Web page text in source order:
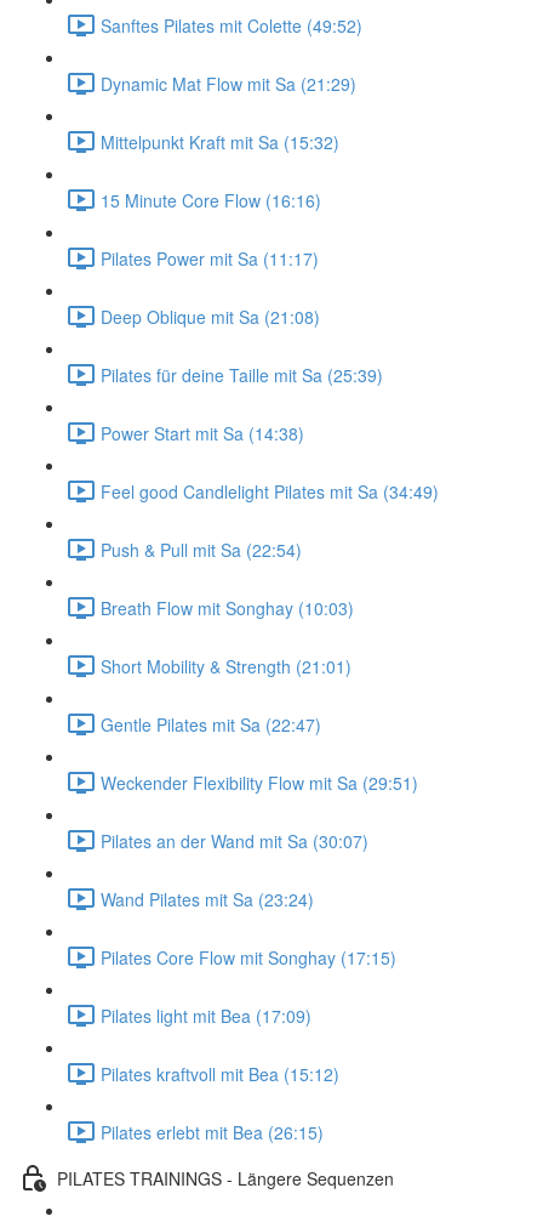
Sanftes Pilates mit Colette (49:52)
Dynamic Mat Flow mit Sa (21:29)
Mittelpunkt Kraft mit Sa (15:32)
15 Minute Core Flow (16:16)
Pilates Power mit Sa (11:17)
Deep Oblique mit Sa (21:08)
Pilates für deine Taille mit Sa (25:39)
Power Start mit Sa (14:38)
Feel good Candlelight Pilates mit Sa (34:49)
Push & Pull mit Sa (22:54)
Breath Flow mit Songhay (10:03)
Short Mobility & Strength (21:01)
Gentle Pilates mit Sa (22:47)
Weckender Flexibility Flow mit Sa (29:51)
Pilates an der Wand mit Sa (30:07)
Wand Pilates mit Sa (23:24)
Pilates Core Flow mit Songhay (17:15)
Pilates light mit Bea (17:09)
Pilates kraftvoll mit Bea (15:12)
Pilates erlebt mit Bea (26:15)
PILATES TRAININGS - Längere Sequenzen